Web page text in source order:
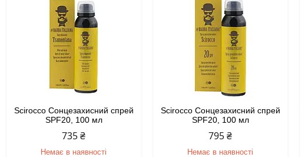
Scirocco Сонцезахисний спрей
SPF20, 100 мл
735 ₴
Немає в наявності
Scirocco Сонцезахисний спрей
SPF20, 100 мл
795 ₴
Немає в наявності